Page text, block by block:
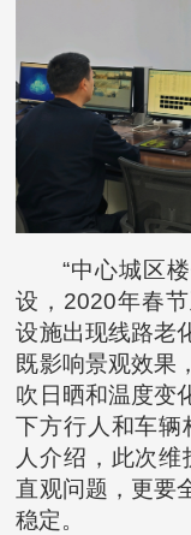
“中心城区
设，2020年春
设施出现线路老
既影响景观效果
吹日晒和温度变
下方行人和车辆
人介绍，此次维
直观问题，更要
稳定。